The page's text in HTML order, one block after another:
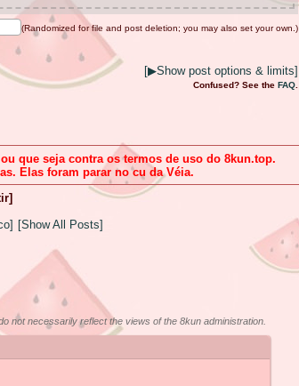
(Randomized for file and post deletion; you may also set your own.)
[▶Show post options & limits]
Confused? See the FAQ.
que seja contra os termos de uso do 8kun.top.
Elas foram parar no cu da Véia.
[Show All Posts]
not necessarily reflect the views of the 8kun administration.